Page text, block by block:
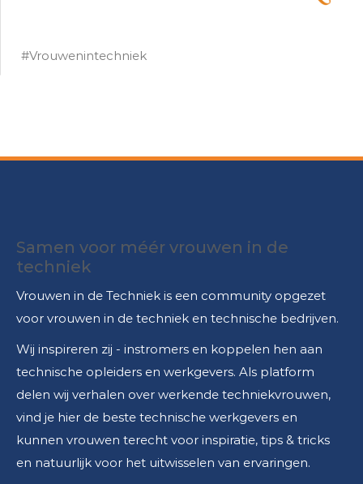
#Vrouwenintechniek
Samen voor méér vrouwen in de
techniek
Vrouwen in de Techniek is een community opgezet
voor vrouwen in de techniek en technische bedrijven.
Wij inspireren zij - instromers en koppelen hen aan
technische opleiders en werkgevers. Als platform
delen wij verhalen over werkende techniekvrouwen,
vind je hier de beste technische werkgevers en
kunnen vrouwen terecht voor inspiratie, tips & tricks
en natuurlijk voor het uitwisselen van ervaringen.